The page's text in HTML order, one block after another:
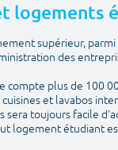
logements
supérieur,
des
plus de 100
et lavabos
toujours facile
logement étudiant